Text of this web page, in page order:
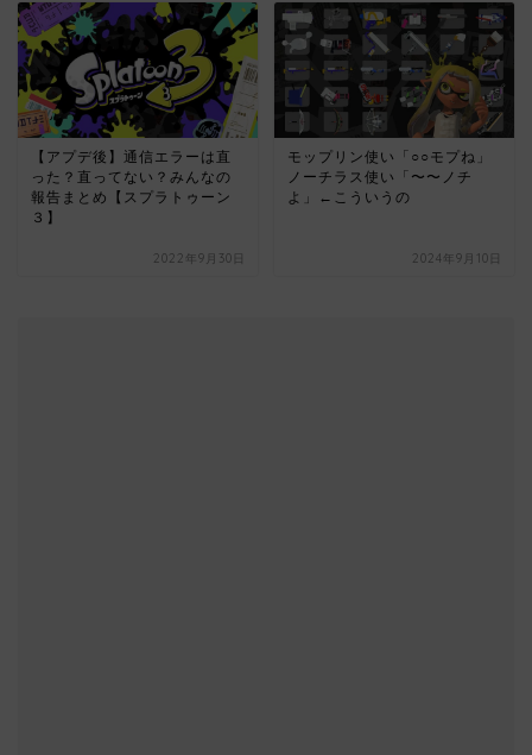
【アプデ後】通信エラーは直
った？直ってない？みんなの
報告まとめ【スプラトゥーン
３】
2022年9月30日
モップリン使い「○○モプね」
ノーチラス使い「〜〜ノチ
よ」←こういうの
2024年9月10日